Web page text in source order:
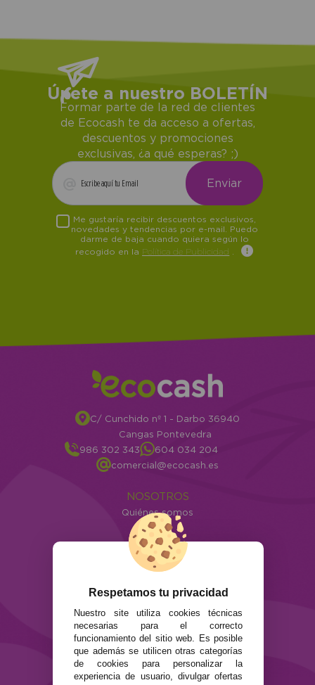
Únete a nuestro BOLETÍN
Formar parte de la red de clientes
de Ecocash te da acceso a ofertas,
descuentos y promociones
exclusivas, ¿a qué esperas? ;)
Me gustaría recibir descuentos exclusivos,
novedades y tendencias por e-mail. Puedo
darme de baja cuando quiera según lo
recogido en la Política de Publicidad
C/ Cunchido nº 1 - Darbo 36940
Cangas Pontevedra
986 302 343
604 034 204
comercial@ecocash.es
NOSOTROS
Quiénes somos
Info
ATENCIÓN AL CLIENTE
Envíos y devoluciones
Formas de pago
SEGURIDAD Y PRIVACIDAD
Términos y condiciones de uso
Respetamos tu privacidad
Nuestro site utiliza cookies técnicas
necesarias para el correcto
funcionamiento del sitio web. Es posible
que además se utilicen otras categorías
de cookies para personalizar la
experiencia de usuario, divulgar ofertas